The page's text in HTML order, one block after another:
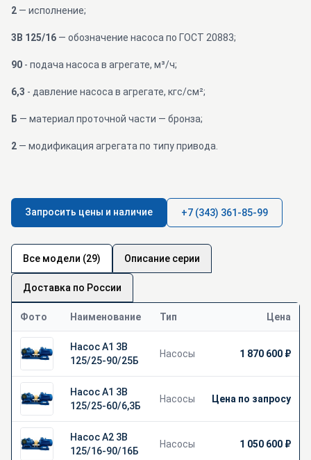
2 — исполнение;
3В 125/16 — обозначение насоса по ГОСТ 20883;
90 - подача насоса в агрегате, м³/ч;
6,3 - давление насоса в агрегате, кгс/см²;
Б — материал проточной части — бронза;
2 — модификация агрегата по типу привода.
Запросить цены и наличие +7 (343) 361-85-99
Все модели (29) Описание серии
Доставка по России
Фото Наименование Тип Цена
Насос А1 3В
125/25-90/25Б
Насосы 1 870 600 ₽
Насос А1 3В
125/25-60/6,3Б
Насосы Цена по запросу
Насос А2 3В
125/16-90/16Б
Насосы 1 050 600 ₽